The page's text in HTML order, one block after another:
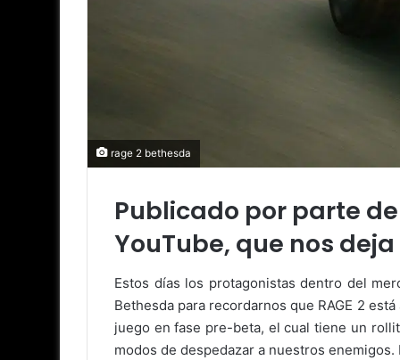
rage 2 bethesda
Publicado por parte
YouTube, que nos
Estos días los protagonistas dentro del
Bethesda para recordarnos que RAGE 2
juego en fase pre-beta, el cual tiene un
modos de despedazar a nuestros